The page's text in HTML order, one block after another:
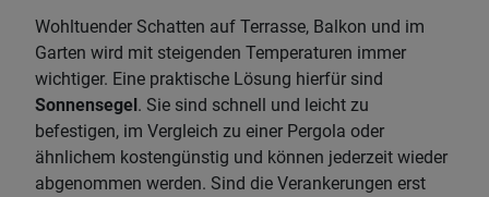
Wohltuender Schatten auf Terrasse, Balkon und im
Garten wird mit steigenden Temperaturen immer
wichtiger. Eine praktische Lösung hierfür sind
Sonnensegel. Sie sind schnell und leicht zu
befestigen, im Vergleich zu einer Pergola oder
ähnlichem kostengünstig und können jederzeit wieder
abgenommen werden. Sind die Verankerungen erst